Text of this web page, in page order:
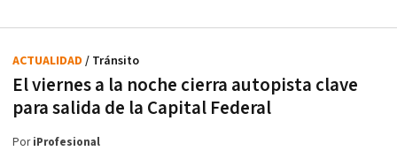
El viernes a la noche cierra autopista clave
para salida de la Capital Federal
ACTUALIDAD / Tránsito
PoriProfesional